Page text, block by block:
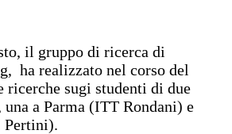
il gruppo di ricerca di
ha realizzato nel corso del
ricerche sugi studenti di due
a Parma (ITT Rondani) e
Pertini).